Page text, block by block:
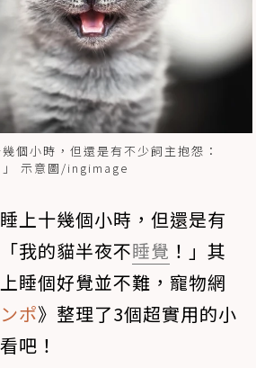
個小時，但還是有不少飼主抱怨：
」 示意圖/ingimage
上十幾個小時，但還是有
我的貓半夜不睡覺 ！」其
睡個好覺並不難，寵物網
ポ》整理了3個超實用的小
吧！